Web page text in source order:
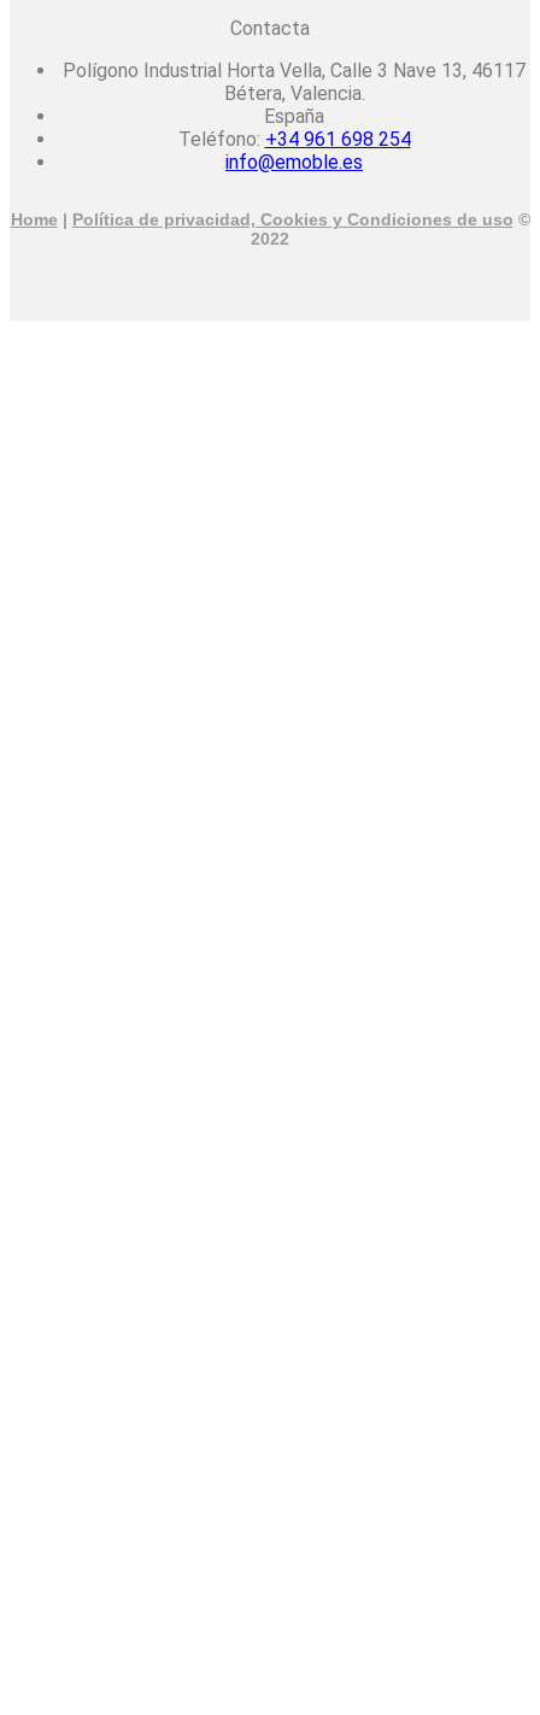
Contacta
Polígono Industrial Horta Vella, Calle 3 Nave 13, 46117
Bétera, Valencia.
España
Teléfono: +34 961 698 254
info@emoble.es
Home | Política de privacidad, Cookies y Condiciones de uso ©
2022